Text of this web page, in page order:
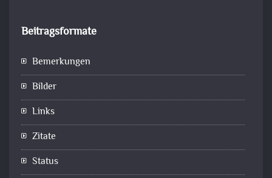
Beitragsformate
Bemerkungen
Bilder
Links
Zitate
Status